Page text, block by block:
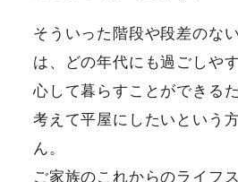
そういった階段や段差のな
は、どの年代にも過ごしや
心して暮らすことができる
考えて平屋にしたいという
ん。
ご家族のこれからのライフ